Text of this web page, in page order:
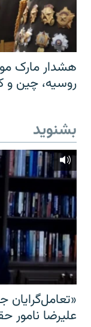
هشدار مارک
روسیه، چین و
بشنوید
علیرضا نامور